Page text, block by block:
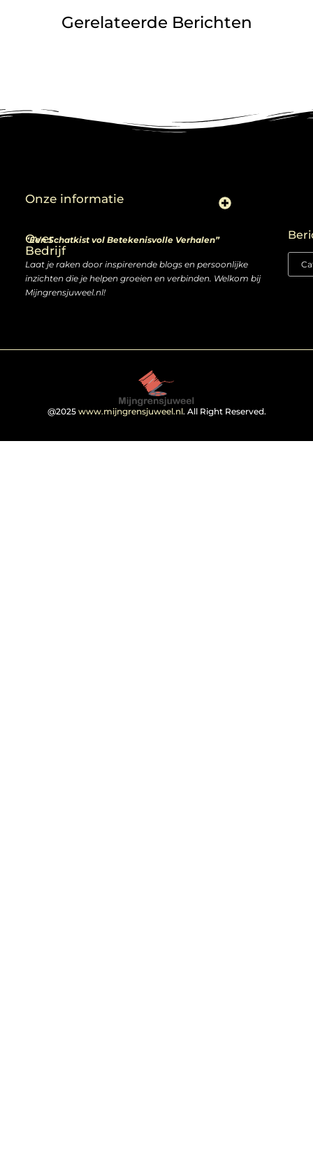
Gerelateerde Berichten
Over
Bedrijf
“Een Schatkist vol Betekenisvolle Verhalen”
Laat je raken door inspirerende blogs en persoonlijke
inzichten die je helpen groeien en verbinden. Welkom bij
Mijngrensjuweel.nl!
Onze informatie
@2025 www.mijngrensjuweel.nl. All Right Reserved.